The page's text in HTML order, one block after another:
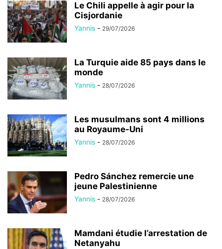
Le Chili appelle à agir pour la
Cisjordanie
Yannis - 29/07/2026
La Turquie aide 85 pays dans le
monde
Yannis - 28/07/2026
Les musulmans sont 4 millions
au Royaume-Uni
Yannis - 28/07/2026
Pedro Sánchez remercie une
jeune Palestinienne
Yannis - 28/07/2026
Mamdani étudie l’arrestation de
Netanyahu